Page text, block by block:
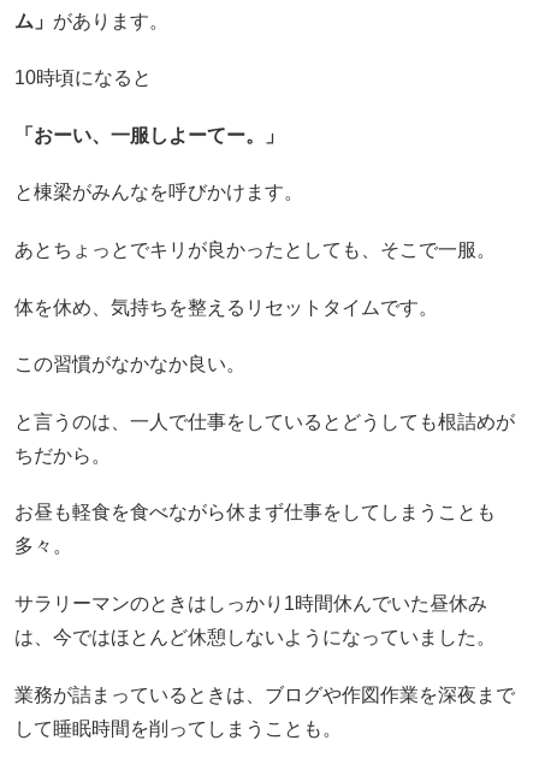
ム」 があります。
10時頃になると
「おーい、一服しよーてー。」
と棟梁がみんなを呼びかけます。
あとちょっとでキリが良かったとしても、そこで一服。
体を休め、気持ちを整えるリセットタイムです。
この習慣がなかなか良い。
と言うのは、一人で仕事をしているとどうしても根詰めが
ちだから。
お昼も軽食を食べながら休まず仕事をしてしまうことも
多々。
サラリーマンのときはしっかり1時間休んでいた昼休み
は、今ではほとんど休憩しないようになっていました。
業務が詰まっているときは、ブログや作図作業を深夜まで
して睡眠時間を削ってしまうことも。